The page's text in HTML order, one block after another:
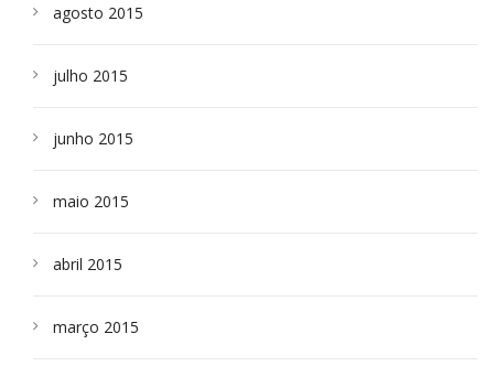
agosto 2015
julho 2015
junho 2015
maio 2015
abril 2015
março 2015